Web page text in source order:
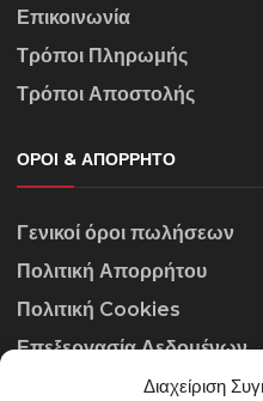
Διαχείριση
Επικοινωνία
Τρόποι Πληρωμής
Τρόποι Αποστολής
ΌΡΟΙ & ΑΠΌΡΡΗΤΟ
Γενικοί όροι πωλήσεων
Πολιτική Απορρήτου
Πολιτική Cookies
Επεξεργασία Δεδομένων